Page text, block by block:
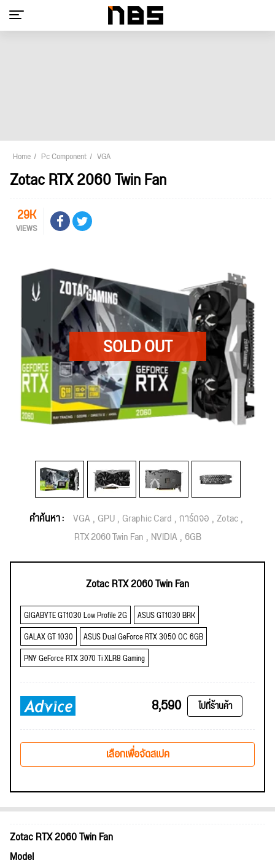
Home Pc Component VGA
Zotac RTX 2060 Twin Fan
29K
VIEWS
คำค้นหา : VGA GPU Graphic Card การ์ดจอ Zotac
RTX 2060 Twin Fan NVIDIA 6GB
Zotac RTX 2060 Twin Fan
GIGABYTE GT1030 Low Profile 2G
ASUS GT1030 BRK
GALAX GT 1030
ASUS Dual GeForce RTX 3050 OC 6GB
PNY GeForce RTX 3070 Ti XLR8 Gaming
8,590 ไปที่ร้านค้า
เลือกเพื่อจัดสเปค
Zotac RTX 2060 Twin Fan
Model